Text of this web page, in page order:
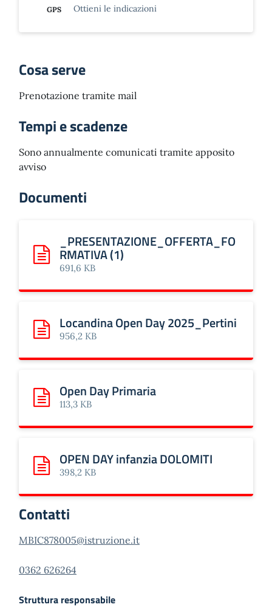
GPS
Ottieni le indicazioni
Cosa serve
Prenotazione tramite mail
Tempi e scadenze
Sono annualmente comunicati tramite apposito
avviso
Documenti
Scarica: _PRESENTAZIONE_OFFERTA_FORMATIVA (1)
_PRESENTAZIONE_OFFERTA_FO
RMATIVA (1)
691,6 KB
Scarica: Locandina Open Day 2025_Pertini
Locandina Open Day 2025_Pertini
956,2 KB
Scarica: Open Day Primaria
Open Day Primaria
113,3 KB
Scarica: OPEN DAY infanzia DOLOMITI
OPEN DAY infanzia DOLOMITI
398,2 KB
Contatti
MBIC878005@istruzione.it
0362 626264
Struttura responsabile